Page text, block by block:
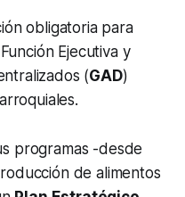
obligatoria para
Ejecutiva y
(GAD)
programas -desde
de alimentos